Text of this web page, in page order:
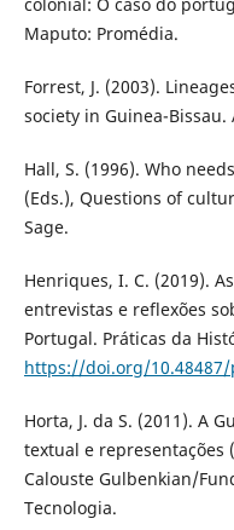
colonial: O caso do
Maputo: Promédia.
Forrest, J. (2003).
society in Guinea-
Hall, S. (1996). Who
(Eds.), Questions of
Sage.
Henriques, I. C. (2019).
entrevistas e reflexões
Portugal. Práticas da
https://doi.org/10.48487/
Horta, J. da S. (2011). A
textual e representações
Calouste Gulbenkian/
Tecnologia.